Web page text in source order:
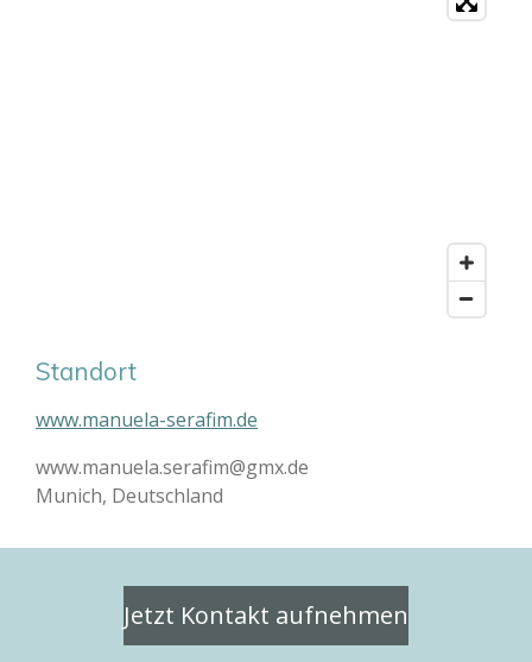
Standort
www.manuela-serafim.de
www.manuela.serafim@gmx.de
Munich, Deutschland
Jetzt Kontakt aufnehmen